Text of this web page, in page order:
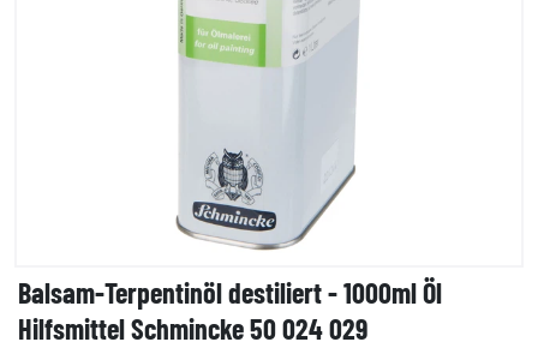
Balsam-Terpentinöl destiliert - 1000ml Öl
Hilfsmittel Schmincke 50 024 029